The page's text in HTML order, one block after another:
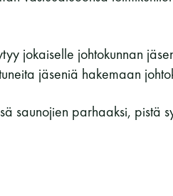
jokaiselle johtokunnan
jäseniä hakemaan
saunojien parhaaksi, pistä